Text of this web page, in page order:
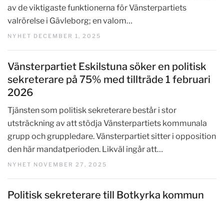
av de viktigaste funktionerna för Vänsterpartiets
valrörelse i Gävleborg; en valom…
NYHET DECEMBER 1, 2025
Vänsterpartiet Eskilstuna söker en politisk
sekreterare på 75% med tillträde 1 februari
2026
Tjänsten som politisk sekreterare består i stor
utsträckning av att stödja Vänsterpartiets kommunala
grupp och gruppledare. Vänsterpartiet sitter i opposition
den här mandatperioden. Likväl ingår att…
NYHET NOVEMBER 27, 2025
Politisk sekreterare till Botkyrka kommun